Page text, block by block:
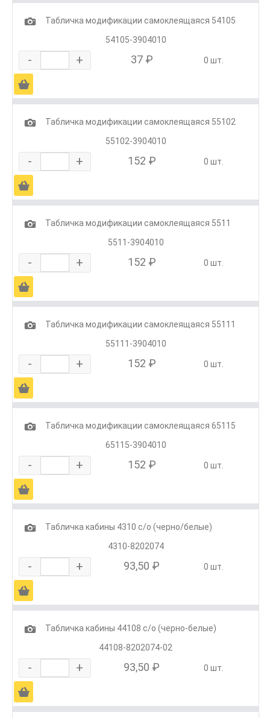
1
Табличка модификации самоклеящаяся 54105
54105-3904010
- + 37 ₽ 0 шт.
Ä
1
Табличка модификации самоклеящаяся 55102
55102-3904010
- + 152 ₽ 0 шт.
Ä
1
Табличка модификации самоклеящаяся 5511
5511-3904010
- + 152 ₽ 0 шт.
Ä
1
Табличка модификации самоклеящаяся 55111
55111-3904010
- + 152 ₽ 0 шт.
Ä
1
Табличка модификации самоклеящаяся 65115
65115-3904010
- + 152 ₽ 0 шт.
Ä
1
Табличка кабины 4310 с/о (черно/белые)
4310-8202074
- + 93,50 ₽ 0 шт.
Ä
1
Табличка кабины 44108 с/о (черно-белые)
44108-8202074-02
- + 93,50 ₽ 0 шт.
Ä